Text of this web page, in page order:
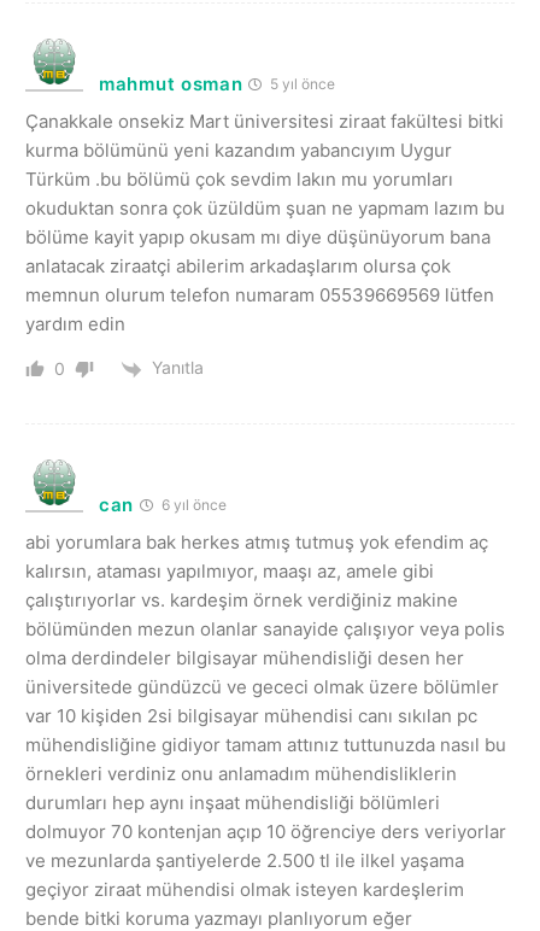
mahmut osman 5 yıl önce
Çanakkale onsekiz Mart üniversitesi ziraat fakültesi bitki
kurma bölümünü yeni kazandım yabancıyım Uygur
Türküm .bu bölümü çok sevdim lakın mu yorumları
okuduktan sonra çok üzüldüm şuan ne yapmam lazım bu
bölüme kayit yapıp okusam mı diye düşünüyorum bana
anlatacak ziraatçi abilerim arkadaşlarım olursa çok
memnun olurum telefon numaram 05539669569 lütfen
yardım edin
0 Yanıtla
can 6 yıl önce
abi yorumlara bak herkes atmış tutmuş yok efendim aç
kalırsın, ataması yapılmıyor, maaşı az, amele gibi
çalıştırıyorlar vs. kardeşim örnek verdiğiniz makine
bölümünden mezun olanlar sanayide çalışıyor veya polis
olma derdindeler bilgisayar mühendisliği desen her
üniversitede gündüzcü ve gececi olmak üzere bölümler
var 10 kişiden 2si bilgisayar mühendisi canı sıkılan pc
mühendisliğine gidiyor tamam attınız tuttunuzda nasıl bu
örnekleri verdiniz onu anlamadım mühendisliklerin
durumları hep aynı inşaat mühendisliği bölümleri
dolmuyor 70 kontenjan açıp 10 öğrenciye ders veriyorlar
ve mezunlarda şantiyelerde 2.500 tl ile ilkel yaşama
geçiyor ziraat mühendisi olmak isteyen kardeşlerim
bende bitki koruma yazmayı planlıyorum eğer